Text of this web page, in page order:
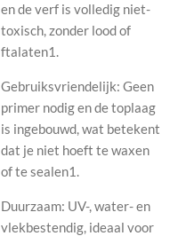
en de verf is volledig niet-
toxisch, zonder lood of
ftalaten1.
Gebruiksvriendelijk: Geen
primer nodig en de toplaag
is ingebouwd, wat betekent
dat je niet hoeft te waxen
of te sealen1.
Duurzaam: UV-, water- en
vlekbestendig, ideaal voor